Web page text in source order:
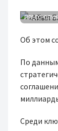
ПРЕСС-
Об этом
По
Среди